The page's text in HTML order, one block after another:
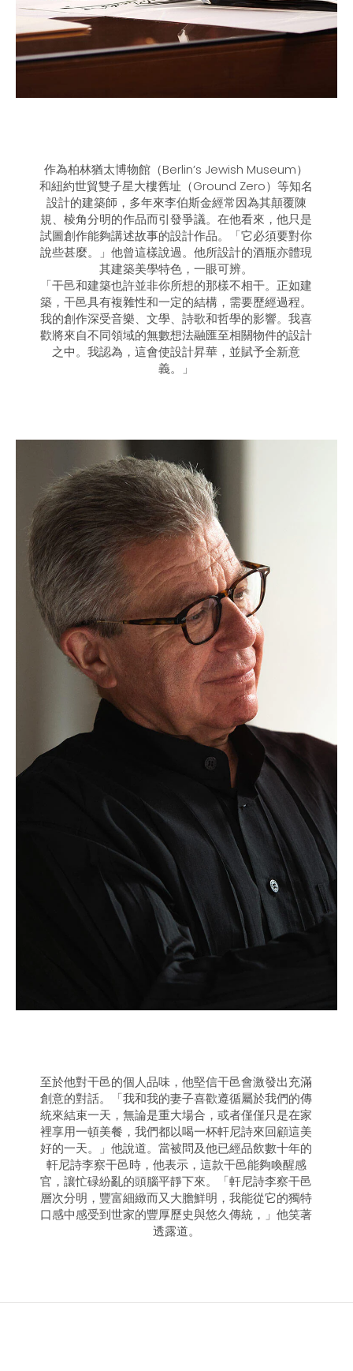
作為柏林猶太博物館（Berlin’s Jewish Museum）
和紐約世貿雙子星大樓舊址（Ground Zero）等知名
設計的建築師，多年來李伯斯金經常因為其顛覆陳
規、棱角分明的作品而引發爭議。在他看來，他只是
試圖創作能夠講述故事的設計作品。「它必須要對你
說些甚麼。」他曾這樣說過。他所設計的酒瓶亦體現
其建築美學特色，一眼可辨。
「干邑和建築也許並非你所想的那樣不相干。正如建
築，干邑具有複雜性和一定的結構，需要歷經過程。
我的創作深受音樂、文學、詩歌和哲學的影響。我喜
歡將來自不同領域的無數想法融匯至相關物件的設計
之中。我認為，這會使設計昇華，並賦予全新意
義。」
至於他對干邑的個人品味，他堅信干邑會激發出充滿
創意的對話。「我和我的妻子喜歡遵循屬於我們的傳
統來結束一天，無論是重大場合，或者僅僅只是在家
裡享用一頓美餐，我們都以喝一杯軒尼詩來回顧這美
好的一天。」他說道。當被問及他已經品飲數十年的
軒尼詩李察干邑時，他表示，這款干邑能夠喚醒感
官，讓忙碌紛亂的頭腦平靜下來。「軒尼詩李察干邑
層次分明，豐富細緻而又大膽鮮明，我能從它的獨特
口感中感受到世家的豐厚歷史與悠久傳統，」他笑著
透露道。